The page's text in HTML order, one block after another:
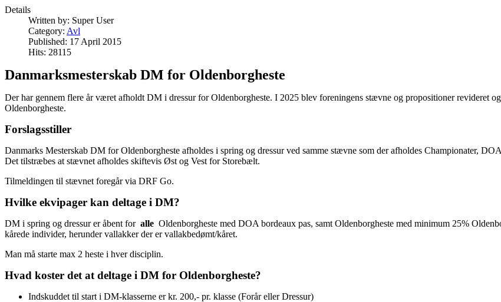
Details
Written by: Super User
Category: Avl
Published: 17 April 2015
Hits: 28115
Danmarksmesterskab DM for Oldenborgheste
Der har gennem flere år været afholdt DM i dressur for Oldenborgheste. I 2025 blev foreningens stævne og propositioner revideret
Oldenborgheste.
Forslagsstiller
Danmarks Mesterskab DM for Oldenborgheste afholdes i spring og dressur ved samme stævne som der afholdes Championater,
Det tilstræbes at stævnet afholdes skiftevis Øst og Vest for Storebælt.
Tilmeldingen til stævnet foregår via DRF Go.
Hvilke ekvipager kan deltage i DM?
DM i spring og dressur er åbent for alle Oldenborgheste med DOA bordeaux pas, samt Oldenborgheste med minimum 25%
kårede individer, herunder vallakker der er vallakbedømt/kåret.
Man må starte max 2 heste i hver disciplin.
Hvad koster det at deltage i DM for Oldenborgheste?
Indskuddet til start i DM-klasserne er kr. 200,- pr. klasse (Forår eller Dressur)